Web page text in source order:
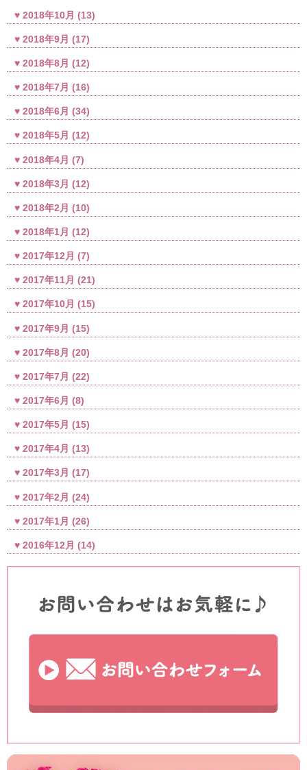
2018年10月 (13)
2018年9月 (17)
2018年8月 (12)
2018年7月 (16)
2018年6月 (34)
2018年5月 (12)
2018年4月 (7)
2018年3月 (12)
2018年2月 (10)
2018年1月 (12)
2017年12月 (7)
2017年11月 (21)
2017年10月 (15)
2017年9月 (15)
2017年8月 (20)
2017年7月 (22)
2017年6月 (8)
2017年5月 (15)
2017年4月 (13)
2017年3月 (17)
2017年2月 (24)
2017年1月 (26)
2016年12月 (14)